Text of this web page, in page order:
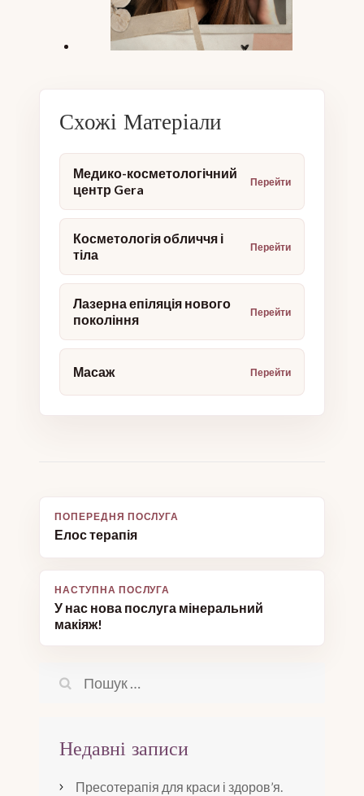
Схожі Матеріали
Медико-косметологічний
центр Gera
Косметологія обличчя і
тіла
Лазерна епіляція нового
покоління
Масаж
Навігація
записів
Елос терапія
У нас нова послуга мінеральний
макіяж!
Пошук:
Недавні записи
Пресотерапія для краси і здоров’я.